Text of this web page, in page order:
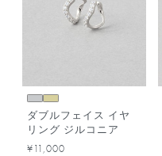
ダブルフェイス イヤ
リング ジルコニア
¥11,000